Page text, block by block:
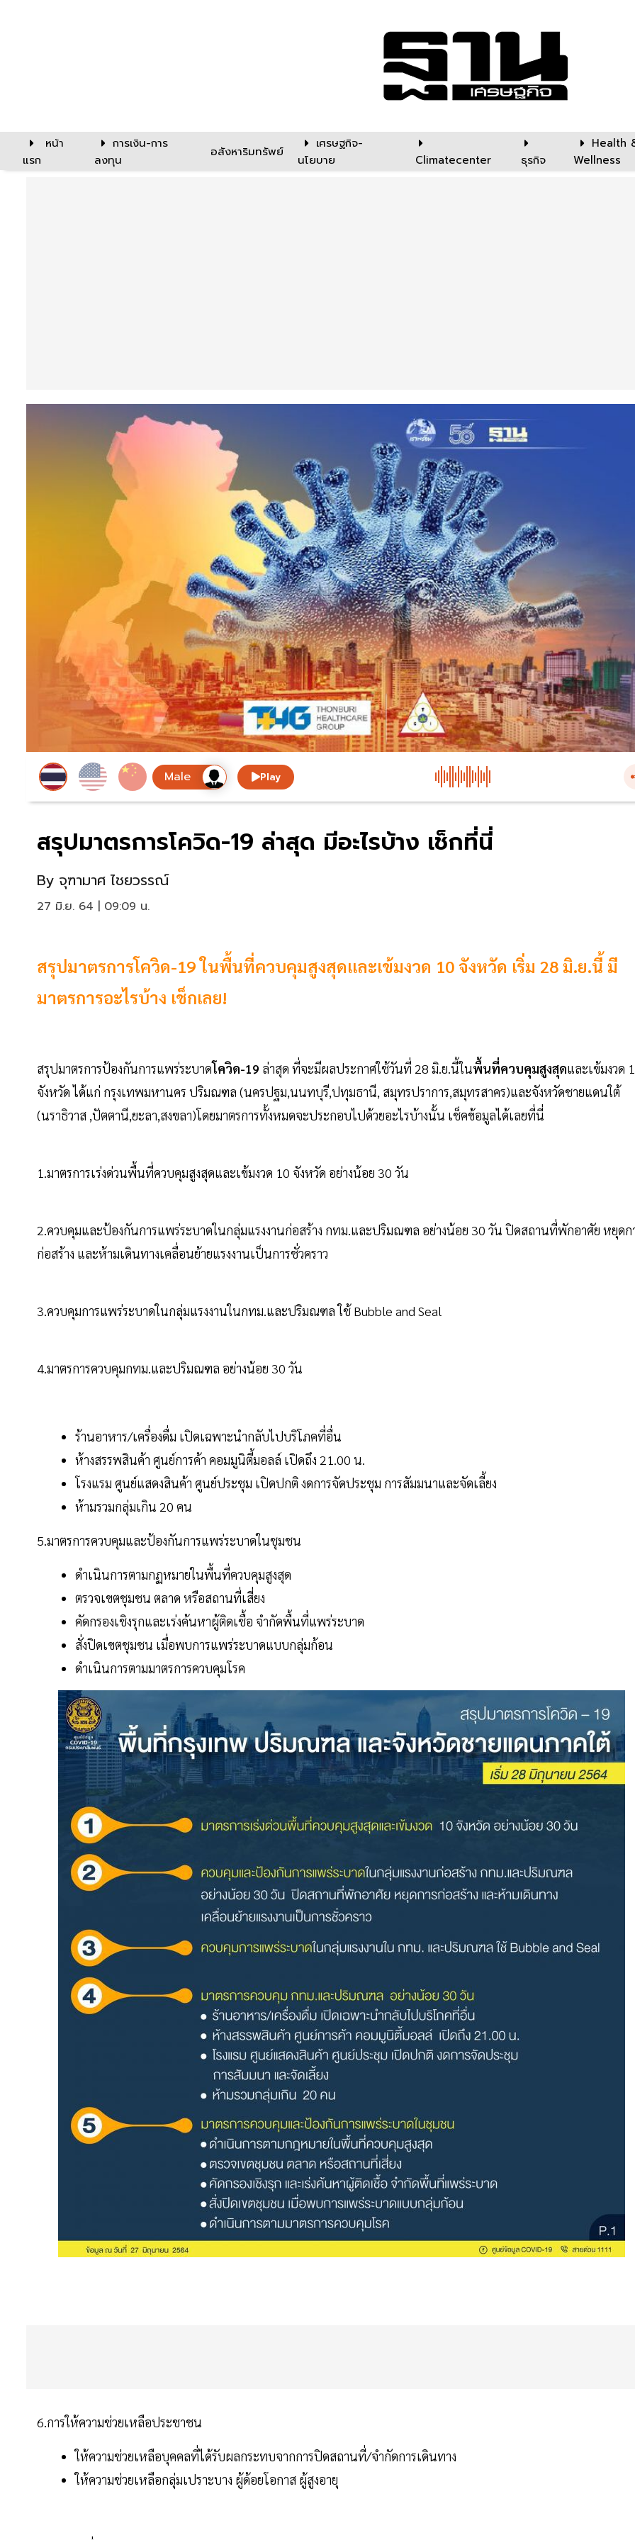
หน้า
แรก
การเงิน-การ
ลงทุน
อสังหาริมทรัพย์
เศรษฐกิจ-
นโยบาย
Climatecenter ธุรกิจ
Health
Wellness
Play
สรุปมาตรการโควิด-19 ล่าสุด​ มีอะไรบ้าง เช็กที่นี่
By จุฑามาศ ไชยวรรณ์
27 มิ.ย. 64 | 09:09 น.
สรุปมาตรการโควิด-19 ในพื้นที่ควบคุมสูงสุดและเข้มงวด 10 จังหวัด เริ่ม 28 มิ.ย.นี้ มี
มาตรการอะไรบ้าง เช็กเลย!
สรุปมาตรการป้องกันการแพร่ระบาดโควิด-19 ล่าสุด ที่จะมีผลประกาศใช้วันที่ 28 มิ.ย.นี้ในพื้นที่ควบคุมสูงสุดและเข้มงวด
จังหวัด ได้แก่ กรุงเทพมหานคร ปริมณฑล (นครปฐม,นนทบุรี,ปทุมธานี, สมุทรปราการ,สมุทรสาคร)และจังหวัดชายแดนใต้
(นราธิวาส ,ปัตตานี,ยะลา,สงขลา)โดยมาตรการทั้งหมดจะประกอบไปด้วยอะไรบ้างนั้น เช็คข้อมูลได้เลยที่นี่
1.มาตรการเร่งด่วนพื้นที่ควบคุมสูงสุดและเข้มงวด 10 จังหวัด อย่างน้อย 30 วัน
2.ควบคุมและป้องกันการแพร่ระบาดในกลุ่มแรงงานก่อสร้าง กทม.และปริมณฑล อย่างน้อย 30 วัน ปิดสถานที่พักอาศัย หยุดก
ก่อสร้าง และห้ามเดินทางเคลื่อนย้ายแรงงานเป็นการชั่วคราว
3.ควบคุมการแพร่ระบาดในกลุ่มแรงงานในกทม.และปริมณฑล ใช้ Bubble and Seal
4.มาตรการควบคุมกทม.และปริมณฑล อย่างน้อย 30 วัน
ร้านอาหาร/เครื่องดื่ม เปิดเฉพาะนำกลับไปบริโภคที่อื่น
ห้างสรรพสินค้า ศูนย์การค้า คอมมูนิตี้มอลล์ เปิดถึง 21.00 น.
โรงแรม ศูนย์แสดงสินค้า ศูนย์ประชุม เปิดปกติ งดการจัดประชุม การสัมมนาและจัดเลี้ยง
ห้ามรวมกลุ่มเกิน 20 คน
5.มาตรการควบคุมและป้องกันการแพร่ระบาดในชุมชน
ดำเนินการตามกฏหมายในพื้นที่ควบคุมสูงสุด
ตรวจเขตชุมชน ตลาด หรือสถานที่เสี่ยง
คัดกรองเชิงรุกและเร่งค้นหาผู้ติดเชื้อ จำกัดพื้นที่แพร่ระบาด
สั่งปิดเขตชุมชน เมื่อพบการแพร่ระบาดแบบกลุ่มก้อน
ดำเนินการตามมาตรการควบคุมโรค
6.การให้ความช่วยเหลือประชาชน
ให้ความช่วยเหลือบุคคลที่ได้รับผลกระทบจากการปิดสถานที่/จำกัดการเดินทาง
ให้ความช่วยเหลือกลุ่มเปราะบาง ผู้ด้อยโอกาส ผู้สูงอายุ